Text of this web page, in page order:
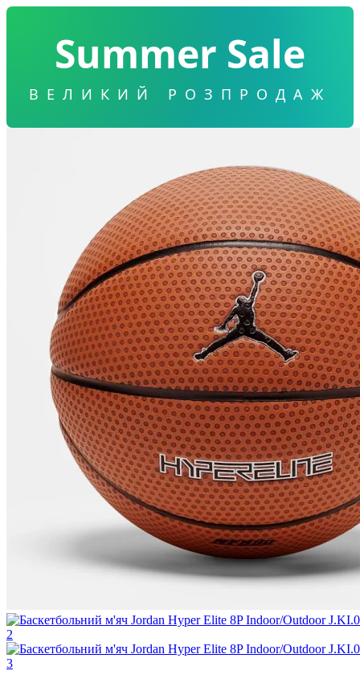
Summer Sale
ВЕЛИКИЙ РОЗПРОДАЖ